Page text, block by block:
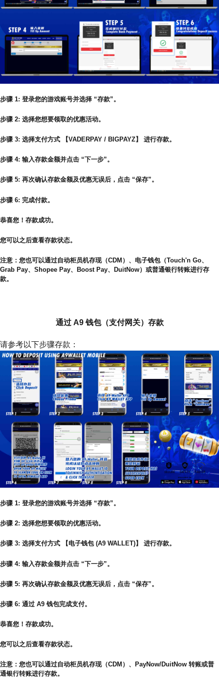
步骤 1: 登录您的游戏账号并选择 “存款”。
步骤 2: 选择您想要领取的优惠活动。
步骤 3: 选择支付方式 【VADERPAY / BIGPAYZ】 进行存款。
步骤 4: 输入存款金额并点击 “下一步”。
步骤 5: 再次确认存款金额及优惠无误后，点击 “保存”。
步骤 6: 完成付款。
恭喜您！存款成功。
您可以之后查看存款状态。
注意：您也可以通过自动柜员机存现（CDM）、电子钱包（Touch'n Go、
Grab Pay、Shopee Pay、Boost Pay、DuitNow）或普通银行转账进行存
款。
通过 A9 钱包（支付网关）存款
请参考以下步骤存款：
步骤 1: 登录您的游戏账号并选择 “存款”。
步骤 2: 选择您想要领取的优惠活动。
步骤 3: 选择支付方式 【电子钱包 (A9 WALLET)】 进行存款。
步骤 4: 输入存款金额并点击 “下一步”。
步骤 5: 再次确认存款金额及优惠无误后，点击 “保存”。
步骤 6: 通过 A9 钱包完成支付。
恭喜您！存款成功。
您可以之后查看存款状态。
注意：您也可以通过自动柜员机存现（CDM）、PayNow/DuitNow 转账或普
通银行转账进行存款。